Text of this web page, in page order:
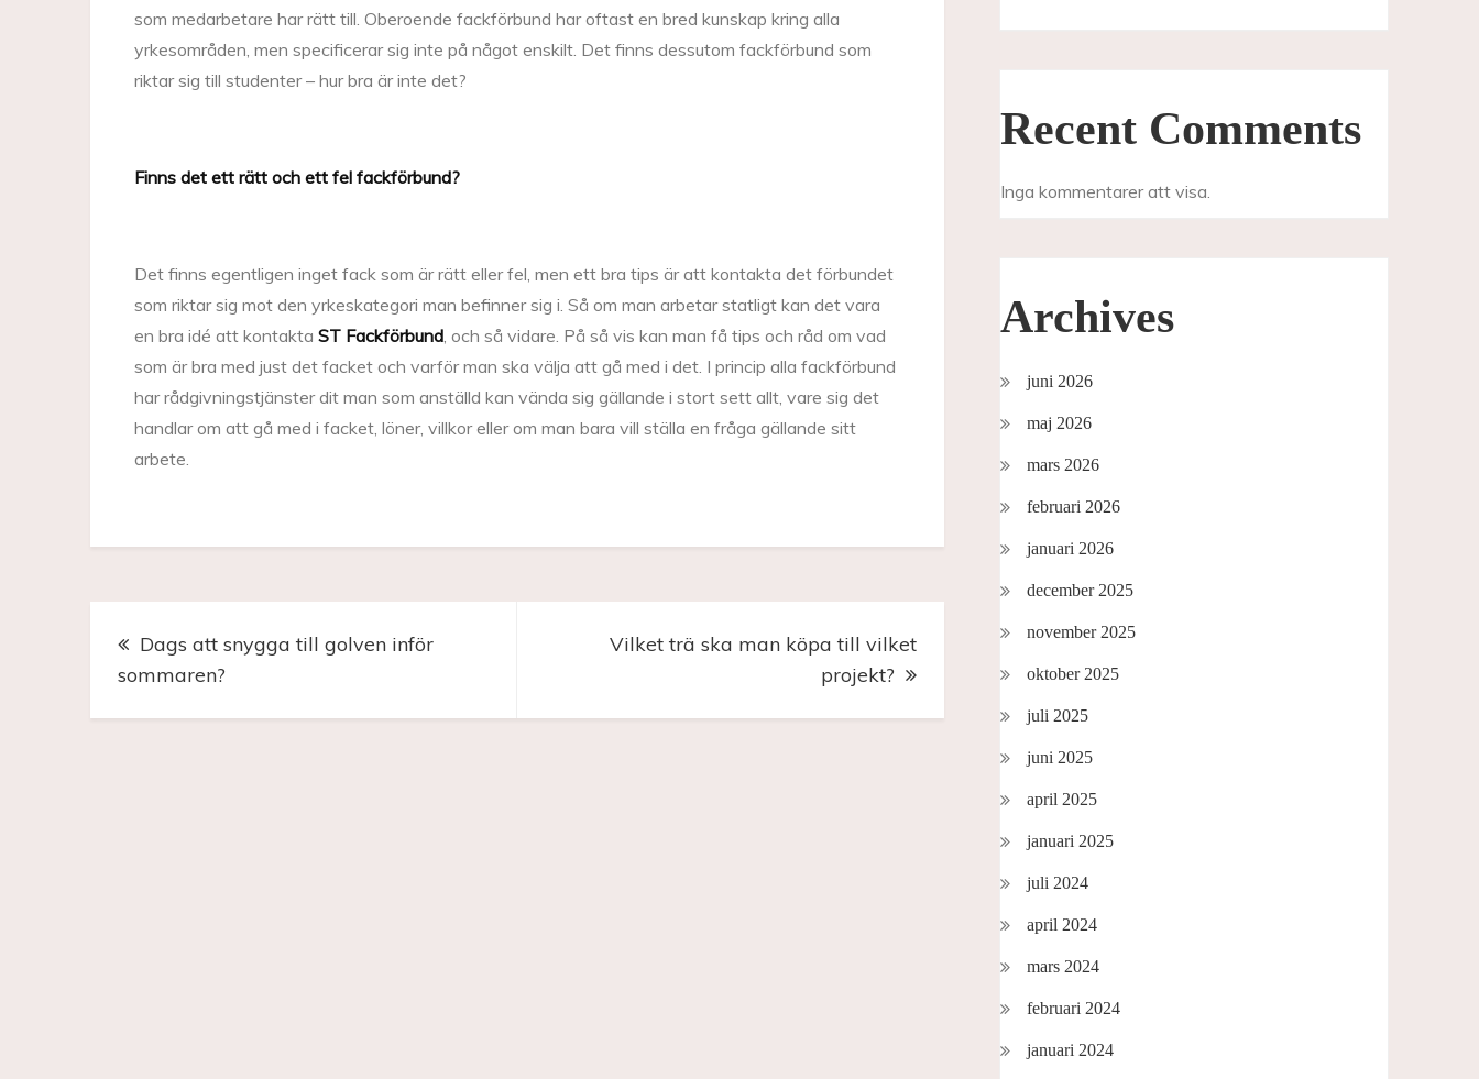
som medarbetare har rätt till. Oberoende fackförbund har oftast en bred kunskap kring alla
yrkesområden, men specificerar sig inte på något enskilt. Det finns dessutom fackförbund som
riktar sig till studenter – hur bra är inte det?
Finns det ett rätt och ett fel fackförbund?
Det finns egentligen inget fack som är rätt eller fel, men ett bra tips är att kontakta det förbundet
som riktar sig mot den yrkeskategori man befinner sig i. Så om man arbetar statligt kan det vara
en bra idé att kontakta ST Fackförbund, och så vidare. På så vis kan man få tips och råd om vad
som är bra med just det facket och varför man ska välja att gå med i det. I princip alla fackförbund
har rådgivningstjänster dit man som anställd kan vända sig gällande i stort sett allt, vare sig det
handlar om att gå med i facket, löner, villkor eller om man bara vill ställa en fråga gällande sitt
arbete.
Inläggsnavigering
Dags att snygga till golven inför
sommaren?
Vilket trä ska man köpa till vilket
projekt?
Recent Comments
Inga kommentarer att visa.
Archives
juni 2026
maj 2026
mars 2026
februari 2026
januari 2026
december 2025
november 2025
oktober 2025
juli 2025
juni 2025
april 2025
januari 2025
juli 2024
april 2024
mars 2024
februari 2024
januari 2024